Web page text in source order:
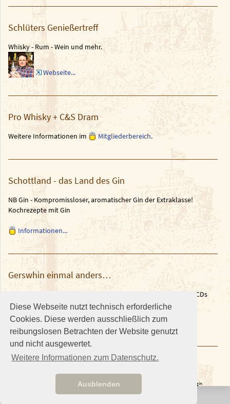
Diese Webseite nutzt technisch erforderliche
Cookies. Diese werden ausschließlich zum
reibungslosen Betrachten der Website genutzt
und nicht ausgewertet.
Weitere Informationen zum Datenschutz.
Ausblenden
Schlüters Genießertreff
Whisky - Rum - Wein und mehr.
Webseite...
Pro Whisky + C&S Dram
Weitere Informationen im Mitgliederbereich.
Schottland - das Land des Gin
NB Gin - Kompromissloser, aromatischer Gin der Extraklasse!
Kochrezepte mit Gin
Informationen...
Gerswhin einmal anders…
Unsere Musiker Wolfgang Weth & Martin Müller haben 2 neue CDs
herausgebracht.
Weitere Informationen in den News auf
brazilguitar.de
© The Scotch Single Malt Circle •Lang may yer lum reek! Login